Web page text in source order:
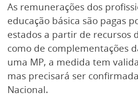
As remunerações dos
educação básica são pagas
estados a partir de recursos
como de complementações
uma MP, a medida tem
mas precisará ser
Nacional.